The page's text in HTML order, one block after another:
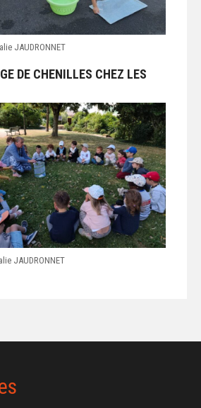
JAUDRONNET
DE CHENILLES CHEZ LES
JAUDRONNET